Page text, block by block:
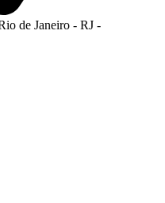
de Janeiro - RJ -